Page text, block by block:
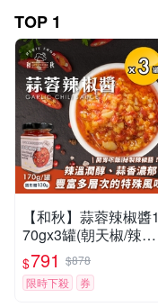
TOP 1
【和秋】蒜蓉辣椒醬1
70gx3罐(朝天椒/辣油/
拌醬/調味料)
$791 $878
限時下殺
券